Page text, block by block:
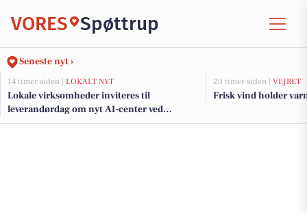
VORES Spøttrup
Seneste nyt ›
14 timer siden | LOKALT NYT
Lokale virksomheder inviteres til
leverandørdag om nyt AI-center ved
GreenLab nord for Skive
20 timer siden | VEJRET
Frisk vind holder